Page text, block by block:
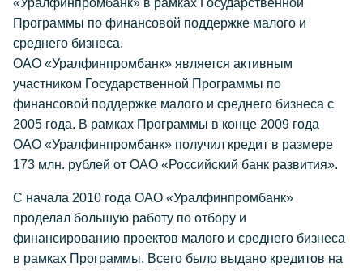
«Уралфинпромбанк» в рамках Государственной
Программы по финансовой поддержке малого и
среднего бизнеса.
ОАО «Уралфинпромбанк» является активным
участником Государственной Программы по
финансовой поддержке малого и среднего бизнеса с
2005 года. В рамках Программы в конце 2009 года
ОАО «Уралфинпромбанк» получил кредит в размере
173 млн. рублей от ОАО «Российский банк развития».
С начала 2010 года ОАО «Уралфинпромбанк»
проделал большую работу по отбору и
финансированию проектов малого и среднего бизнеса
в рамках Программы. Всего было выдано кредитов на